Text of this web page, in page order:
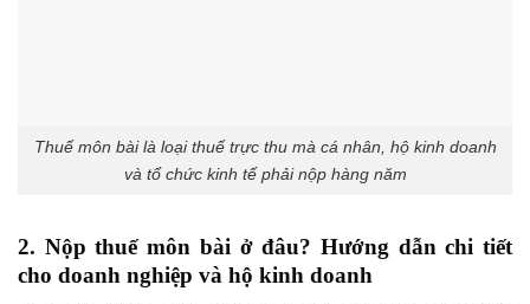
Thuế môn bài là loại thuế trực thu mà cá nhân, hộ kinh doanh
và tổ chức kinh tế phải nộp hàng năm
2. Nộp thuế môn bài ở đâu? Hướng dẫn chi tiết
cho doanh nghiệp và hộ kinh doanh